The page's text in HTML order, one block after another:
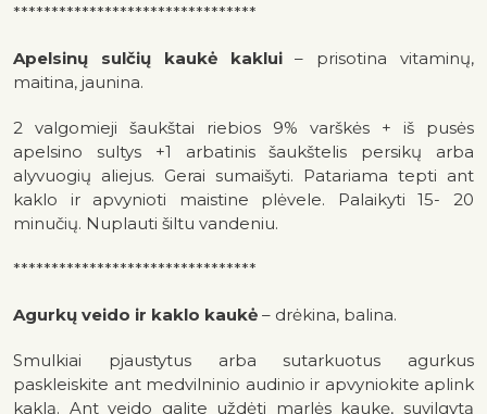
********************************
Apelsinų sulčių kaukė kaklui– prisotina vitaminų,
maitina, jaunina.
2 valgomieji šaukštai riebios 9% varškės + iš pusės
apelsino sultys +1 arbatinis šaukštelis persikų arba
alyvuogių aliejus. Gerai sumaišyti. Patariama tepti ant
kaklo ir apvynioti maistine plėvele. Palaikyti 15- 20
minučių. Nuplauti šiltu vandeniu.
********************************
Agurkų veido ir kaklo kaukė – drėkina, balina.
Smulkiai pjaustytus arba sutarkuotus agurkus
paskleiskite ant medvilninio audinio ir apvyniokite aplink
kaklą. Ant veido galite uždėti marlės kaukę, suvilgytą